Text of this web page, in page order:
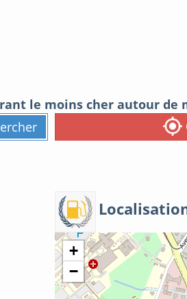
le moins cher autour de
+
−